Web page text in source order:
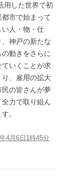
用した世界で初
市で始まって
人・物・仕
神戸の新たな
動きをさらに
いくことが求
、雇用の拡大
の皆さんが夢
力で取り組ん
。
4月6日1時45分